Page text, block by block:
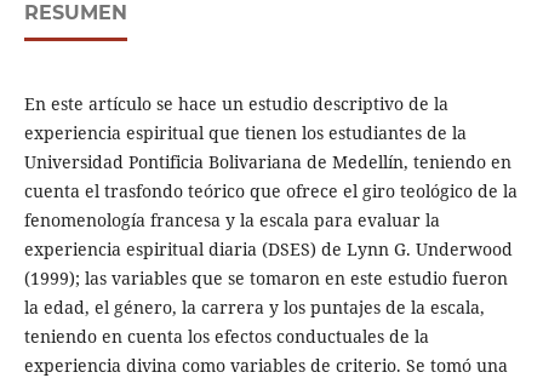
RESUMEN
En este artículo se hace un estudio descriptivo de la
experiencia espiritual que tienen los estudiantes de la
Universidad Pontificia Bolivariana de Medellín, teniendo en
cuenta el trasfondo teórico que ofrece el giro teológico de la
fenomenología francesa y la escala para evaluar la
experiencia espiritual diaria (DSES) de Lynn G. Underwood
(1999); las variables que se tomaron en este estudio fueron
la edad, el género, la carrera y los puntajes de la escala,
teniendo en cuenta los efectos conductuales de la
experiencia divina como variables de criterio. Se tomó una